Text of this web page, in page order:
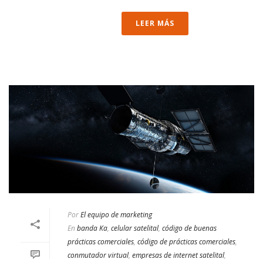
LEER MÁS
PorEl equipo de marketing
En banda Ka, celular satelital, código de buenas
prácticas comerciales, código de prácticas comerciales,
conmutador virtual, empresas de internet satelital,